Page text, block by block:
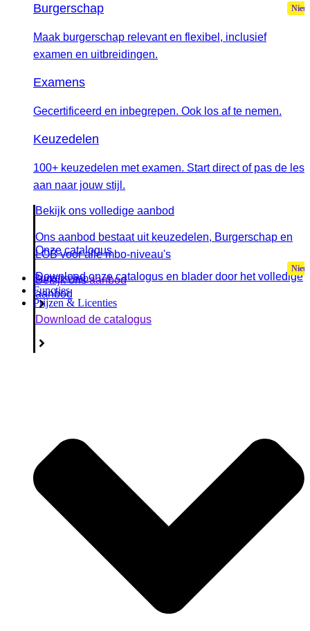
Burgerschap
Maak burgerschap relevant en flexibel, inclusief
examen en uitbreidingen.
Examens
Gecertificeerd en inbegrepen. Ook los af te nemen.
Keuzedelen
100+ keuzedelen met examen. Start direct of pas de les
aan naar jouw stijl.
Bekijk ons volledige aanbod
Ons aanbod bestaat uit keuzedelen, Burgerschap en
LOB voor alle mbo-niveau's
Bekijk ons aanbod
Onze catalogus
Download onze catalogus en blader door het volledige
aanbod
Download de catalogus
Burgerschap
Functies
Prijzen & Licenties